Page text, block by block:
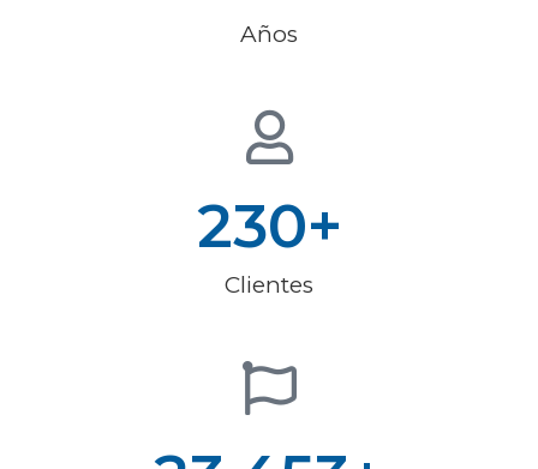
Años
230+
Clientes